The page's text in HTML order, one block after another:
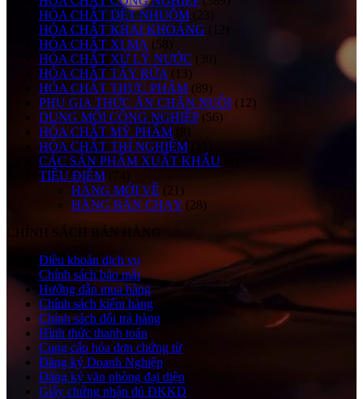
HÓA CHẤT DỆT NHUỘM (23)
HÓA CHẤT KHAI KHOÁNG
HÓA CHẤT XI MẠ (58)
HÓA CHẤT XỬ LÝ NƯỚC (30)
HÓA CHẤT TẨY RỬA (13)
HÓA CHẤT THỰC PHẨM (89)
PHỤ GIA THỨC ĂN CHĂN NUÔI (12)
DUNG MÔI CÔNG NGHIỆP (56)
HÓA CHẤT MỸ PHẨM
(8)
HÓA CHẤT THÍ NGHIỆM
CÁC SẢN PHẨM XUẤT KHẨU
TIÊU ĐIỂM
(74)
HÀNG MỚI VỀ (21)
HÀNG BÁN CHẠY (28)
CHÍNH SÁCH BÁN HÀNG
Điều khoản dịch vụ
Chính sách bảo mật
Hướng dẫn mua hàng
Chính sách kiểm hàng
Chính sách đổi trả hàng
Hình thức thanh toán
Cung cấp hóa đơn chứng từ
Đăng ký Doanh Nghiệp
Đăng ký văn phòng đại diện
Giấy chứng nhận đủ ĐKKD